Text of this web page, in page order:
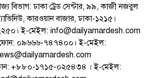
বিভাগ: ঢাকা ট্রেড সেন্টার, ৯৯, কাজী নজরুল
কারওয়ান বাজার, ঢাকা-১২১৫।
ই-মেইল: info@dailyamardesh.com
ফোন: ০৯৬৬৬-৭৪৭৪০০। ই-মেইল:
+৮৮০-১৭১৫-০২৫৪৩৪ । ই-মেইল: